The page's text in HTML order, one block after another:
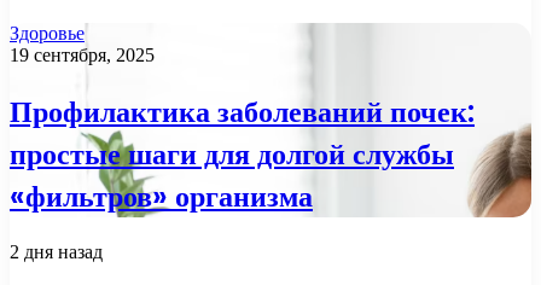
Здоровье
19 сентября, 2025
Профилактика заболеваний почек:
простые шаги для долгой службы
«фильтров» организма
2 дня назад